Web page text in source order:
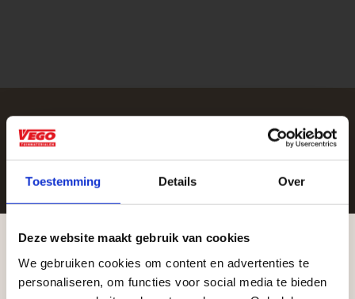
Toestemming Details Over
Deze website maakt gebruik van cookies
We gebruiken cookies om content en advertenties te
personaliseren, om functies voor social media te bieden
Zakelijke klant worden
Vego Tuinmaterialen is de meest geschikte partner
voor zakelijke klanten op zoek naar tuin- en
tuinmaterialen bieden wij een breed assortiment
aan producten van topkwaliteit. Lees meer over de
zakelijke mogelijkheden.
Aangepaste openingstijden tijdens de
vakantieperiode